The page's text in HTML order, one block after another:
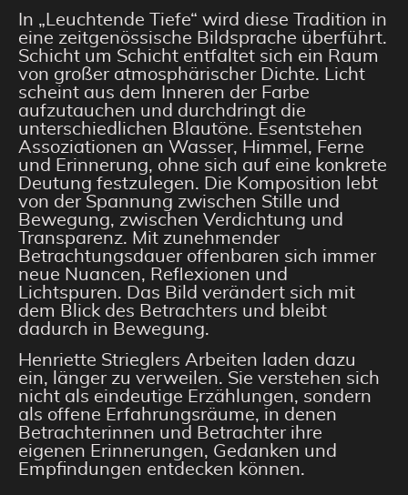
In „Leuchtende Tiefe“ wird diese Tradition in
eine zeitgenössische Bildsprache überführt.
Schicht um Schicht entfaltet sich ein Raum
von großer atmosphärischer Dichte. Licht
scheint aus dem Inneren der Farbe
aufzutauchen und durchdringt die
unterschiedlichen Blautöne. Esentstehen
Assoziationen an Wasser, Himmel, Ferne
und Erinnerung, ohne sich auf eine konkrete
Deutung festzulegen. Die Komposition lebt
von der Spannung zwischen Stille und
Bewegung, zwischen Verdichtung und
Transparenz. Mit zunehmender
Betrachtungsdauer offenbaren sich immer
neue Nuancen, Reflexionen und
Lichtspuren. Das Bild verändert sich mit
dem Blick des Betrachters und bleibt
dadurch in Bewegung.
Henriette Strieglers Arbeiten laden dazu
ein, länger zu verweilen. Sie verstehen sich
nicht als eindeutige Erzählungen, sondern
als offene Erfahrungsräume, in denen
Betrachterinnen und Betrachter ihre
eigenen Erinnerungen, Gedanken und
Empfindungen entdecken können.